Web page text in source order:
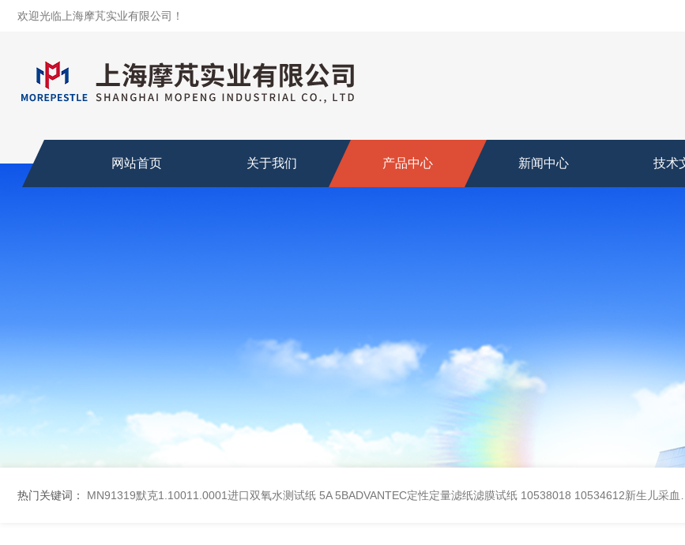
欢迎光临上海摩芃实业有限公司！
网站首页 关于我们 产品中心 新闻中心 技术
热门关键词： MN91319默克1.10011.0001进口双氧水测试纸 5A 5BADVANTEC定性定量滤纸滤膜试纸 10538018 10534612新生儿采血纸